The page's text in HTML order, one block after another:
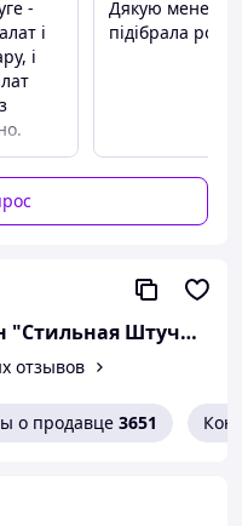
-
і
і
Дякую
підібрала
Интернет-магазин "Стильная Штучка"
отзывов
о продавце 3651